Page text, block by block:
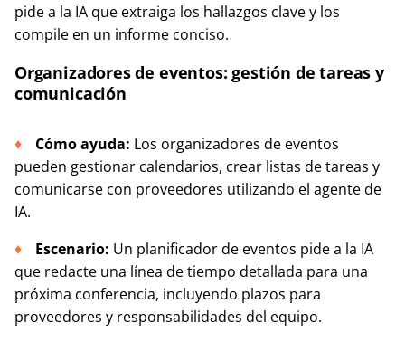
pide a la IA que extraiga los hallazgos clave y los
compile en un informe conciso.
Organizadores de eventos: gestión de tareas y
comunicación
Cómo ayuda: Los organizadores de eventos
pueden gestionar calendarios, crear listas de tareas y
comunicarse con proveedores utilizando el agente de
IA.
Escenario: Un planificador de eventos pide a la IA
que redacte una línea de tiempo detallada para una
próxima conferencia, incluyendo plazos para
proveedores y responsabilidades del equipo.